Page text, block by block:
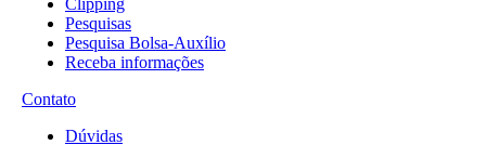
Clipping
Pesquisas
Pesquisa Bolsa-Auxílio
Receba informações
Contato
Dúvidas